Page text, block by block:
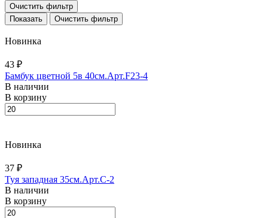
Очистить фильтр
Очистить фильтр
Новинка
43 ₽
Бамбук цветной 5в 40см.Арт.F23-4
В наличии
В корзину
Новинка
37 ₽
Туя западная 35см.Арт.С-2
В наличии
В корзину